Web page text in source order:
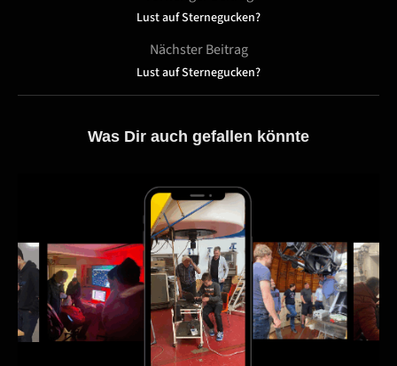
Lust auf Sternegucken?
Nächster Beitrag
Lust auf Sternegucken?
Was Dir auch gefallen könnte